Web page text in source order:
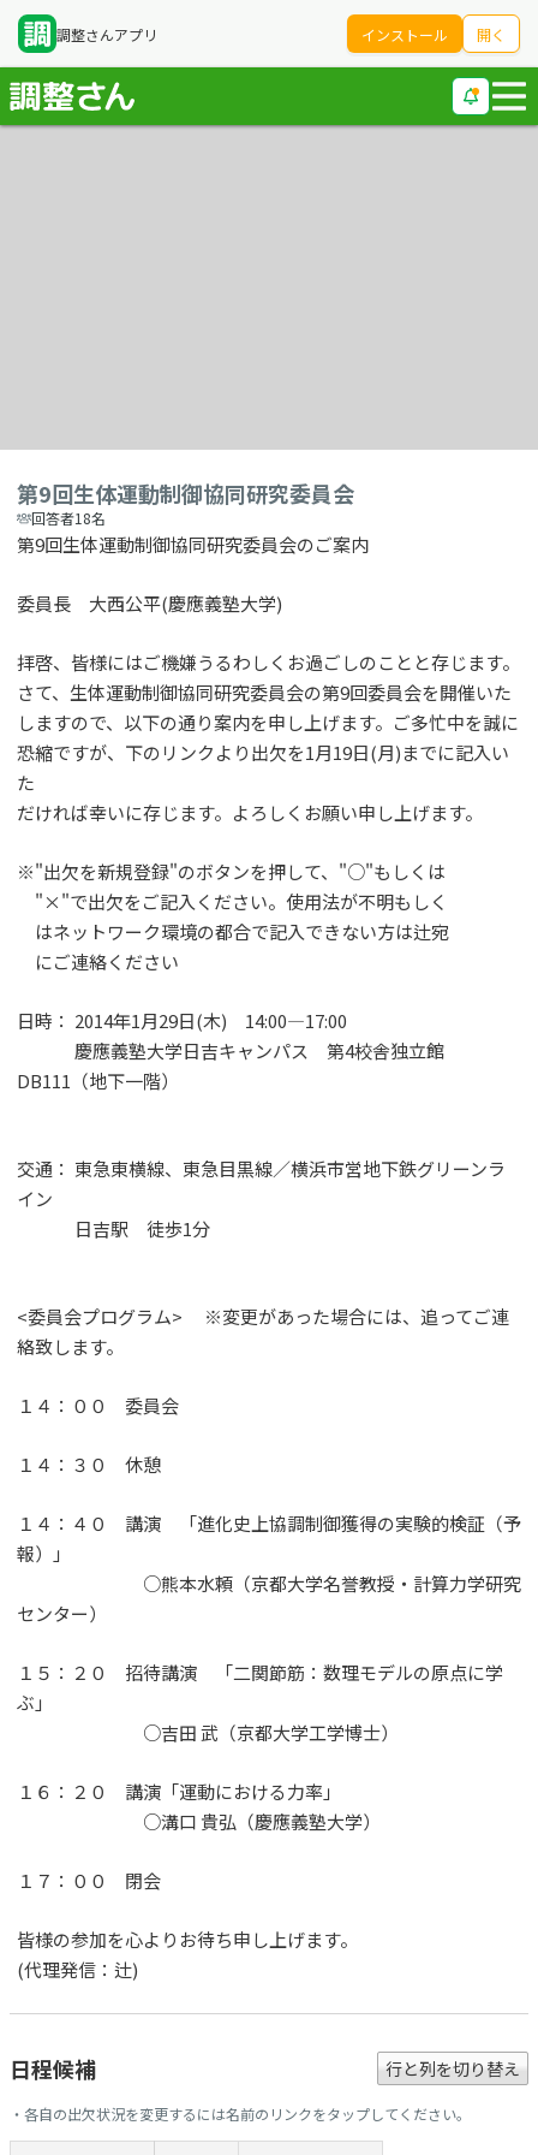
調整さんアプリ インストール 開く
第9回生体運動制御協同研究委員会
回答者18名
第9回生体運動制御協同研究委員会のご案内
委員長 大西公平(慶應義塾大学)
拝啓、皆様にはご機嫌うるわしくお過ごしのことと存じます。
さて、生体運動制御協同研究委員会の第9回委員会を開催いた
しますので、以下の通り案内を申し上げます。ご多忙中を誠に
恐縮ですが、下のリンクより出欠を1月19日(月)までに記入い
た
だければ幸いに存じます。よろしくお願い申し上げます。
※"出欠を新規登録"のボタンを押して、"○"もしくは
"×"で出欠をご記入ください。使用法が不明もしく
はネットワーク環境の都合で記入できない方は辻宛
にご連絡ください
日時： 2014年1月29日(木) 14:00―17:00
慶應義塾大学日吉キャンパス 第4校舎独立館
DB111（地下一階）
交通： 東急東横線、東急目黒線／横浜市営地下鉄グリーンラ
イン
日吉駅 徒歩1分
<委員会プログラム> ※変更があった場合には、追ってご連
絡致します。
１４：００ 委員会
１４：３０ 休憩
１４：４０ 講演 「進化史上協調制御獲得の実験的検証（予
報）」
○熊本水頼（京都大学名誉教授・計算力学研究
センター）
１５：２０ 招待講演 「二関節筋：数理モデルの原点に学
ぶ」
○吉田 武（京都大学工学博士）
１６：２０ 講演「運動における力率」
○溝口 貴弘（慶應義塾大学）
１７：００ 閉会
皆様の参加を心よりお待ち申し上げます。
(代理発信：辻)
日程候補 行と列を切り替え
・各自の出欠状況を変更するには名前のリンクをタップしてください。